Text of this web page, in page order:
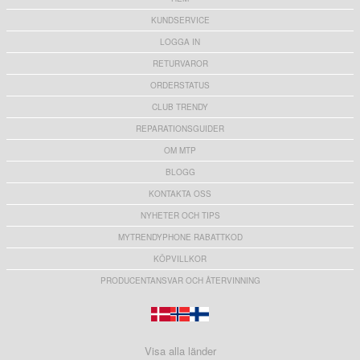
KUNDSERVICE
LOGGA IN
RETURVAROR
ORDERSTATUS
CLUB TRENDY
REPARATIONSGUIDER
OM MTP
BLOGG
KONTAKTA OSS
NYHETER OCH TIPS
MYTRENDYPHONE RABATTKOD
KÖPVILLKOR
PRODUCENTANSVAR OCH ÅTERVINNING
Visa alla länder